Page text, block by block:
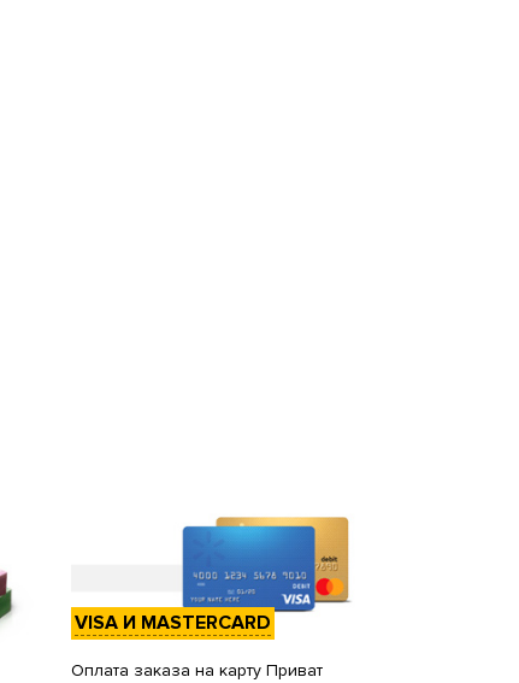
VISA И MASTERCARD
Оплата заказа на карту Приват